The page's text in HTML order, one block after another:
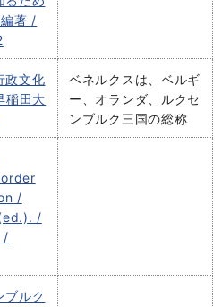
著 /
政文化
稲田大
ベネルクスは、ベルギ
ー、オランダ、ルクセ
ンブルク三国の総称
/
/
/
ブルク